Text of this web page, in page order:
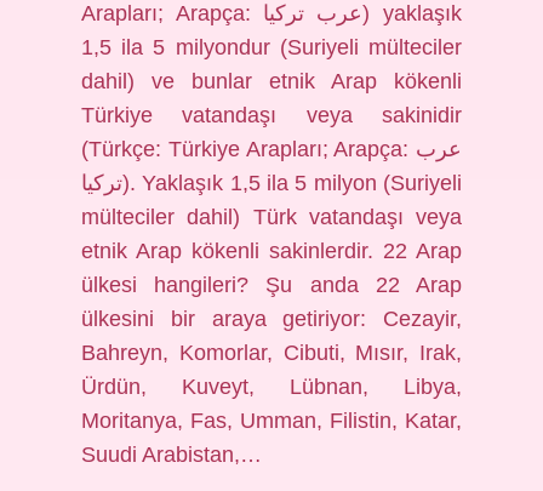
Arapları; Arapça: عرب تركيا) yaklaşık
1,5 ila 5 milyondur (Suriyeli mülteciler
dahil) ve bunlar etnik Arap kökenli
Türkiye vatandaşı veya sakinidir
(Türkçe: Türkiye Arapları; Arapça: عرب
تركيا). Yaklaşık 1,5 ila 5 milyon (Suriyeli
mülteciler dahil) Türk vatandaşı veya
etnik Arap kökenli sakinlerdir. 22 Arap
ülkesi hangileri? Şu anda 22 Arap
ülkesini bir araya getiriyor: Cezayir,
Bahreyn, Komorlar, Cibuti, Mısır, Irak,
Ürdün, Kuveyt, Lübnan, Libya,
Moritanya, Fas, Umman, Filistin, Katar,
Suudi Arabistan,…